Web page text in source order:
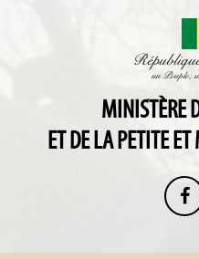
MINISTÈRE
ET DE LA PETITE